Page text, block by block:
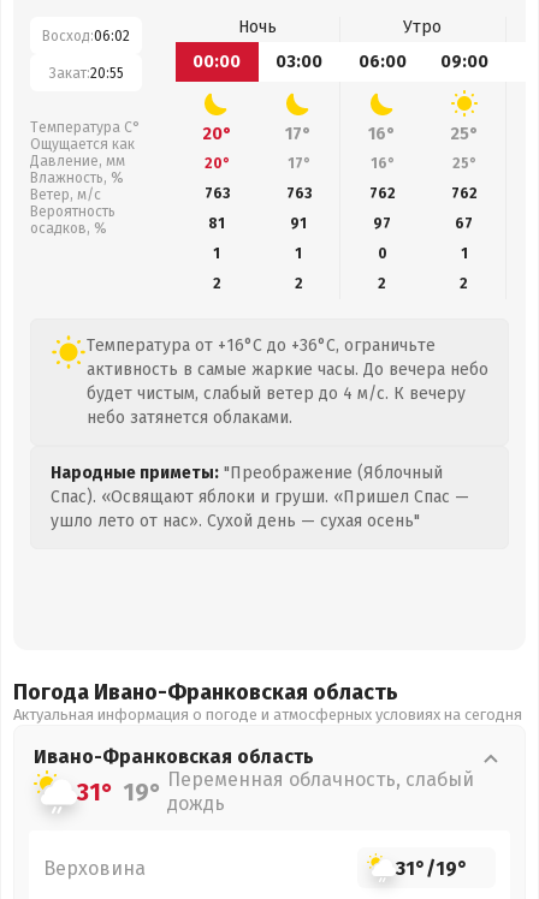
Восход:06:02
Закат:20:55
Температура С°
Ощущается как
Давление, мм
Влажность, %
Ветер, м/с
Вероятность
осадков, %
Ночь
Утро
00:00
03:00 06:00 09:00
20° 17° 16° 25°
20° 17° 16° 25°
763
763 762 762
81
91 97 67
1
1 0
1
2
2 2 2
Температура от +16°C до +36°C, ограничьте
активность в самые жаркие часы. До вечера небо
будет чистым, слабый ветер до 4 м/с. К вечеру
небо затянется облаками.
Народные приметы: "Преображение (Яблочный
Спас). «Освящают яблоки и груши. «Пришел Спас —
ушло лето от нас». Сухой день — сухая осень"
Погода Ивано-Франковская область
Актуальная информация о погоде и атмосферных условиях на сегодня
Ивано-Франковская область
31° 19° Переменная облачность, слабый
дождь
Верховина 31°/19°